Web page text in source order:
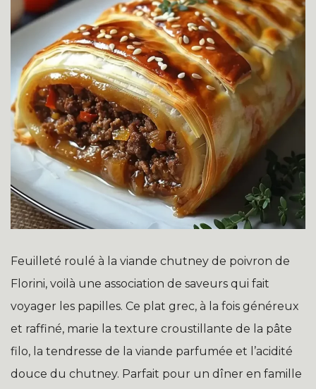
Feuilleté roulé à la viande chutney de poivron de
Florini, voilà une association de saveurs qui fait
voyager les papilles. Ce plat grec, à la fois généreux
et raffiné, marie la texture croustillante de la pâte
filo, la tendresse de la viande parfumée et l’acidité
douce du chutney. Parfait pour un dîner en famille